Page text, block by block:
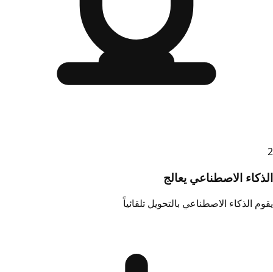
2
الذكاء الاصطناعي يعالج
يقوم الذكاء الاصطناعي بالتحويل تلقائياً